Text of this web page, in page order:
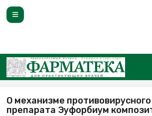
О механизме
препарата Эуфорбиум